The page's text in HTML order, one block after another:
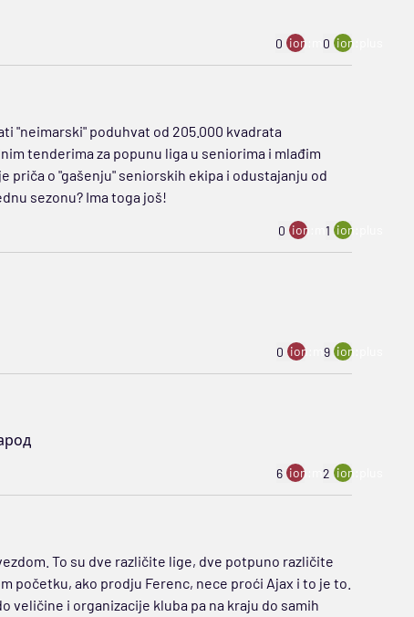
0 ion:minus
0 ion:plus
"neimarski" poduhvat od 205.000 kvadrata
tenderima za popunu liga u seniorima i mlađim
priča o "gašenju" seniorskih ekipa i odustajanju od
sezonu? Ima toga još!
0 ion:minus
1 ion:plus
0 ion:minus
9 ion:plus
6 ion:minus
2 ion:plus
To su dve različite lige, dve potpuno različite
početku, ako prodju Ferenc, nece proći Ajax i to je to.
veličine i organizacije kluba pa na kraju do samih